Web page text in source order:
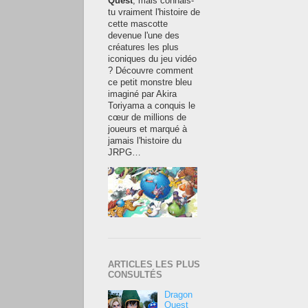
tu vraiment l'histoire de
cette mascotte
devenue l'une des
créatures les plus
iconiques du jeu vidéo
? Découvre comment
ce petit monstre bleu
imaginé par Akira
Toriyama a conquis le
cœur de millions de
joueurs et marqué à
jamais l'histoire du
JRPG…
ARTICLES LES PLUS
CONSULTÉS
Dragon
Quest